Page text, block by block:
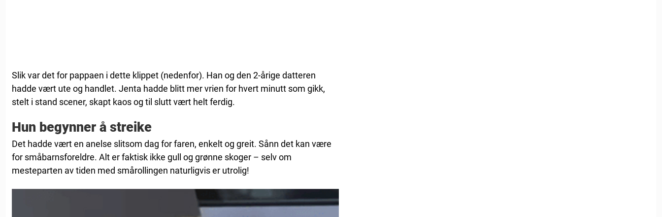
Slik var det for pappaen i dette klippet (nedenfor). Han og den 2-årige datteren
hadde vært ute og handlet. Jenta hadde blitt mer vrien for hvert minutt som gikk,
stelt i stand scener, skapt kaos og til slutt vært helt ferdig.
Hun begynner å streike
Det hadde vært en anelse slitsom dag for faren, enkelt og greit. Sånn det kan være
for småbarnsforeldre. Alt er faktisk ikke gull og grønne skoger – selv om
mesteparten av tiden med smårollingen naturligvis er utrolig!